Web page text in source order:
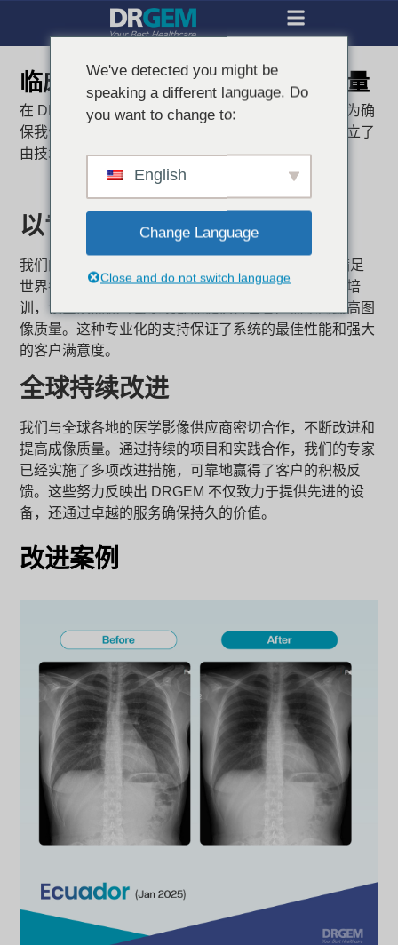
临床专业知识确保卓越的 X 光质量
在 DRGEM，我们深知成像质量是卓越诊断的核心。为确
保我们的系统始终如一地提供卓越性能，我们专门成立了
由技术精湛的临床专家组成的临床应用团队。
以专业知识为客户提供支持
我们的临床应用团队对 DRGEM 系统进行优化，以满足
世界各地医院和诊所的不同需求。从初始设置到用户培
训，该团队确保每套系统都能提供符合客户需求的最高图
像质量。这种专业化的支持保证了系统的最佳性能和强大
的客户满意度。
全球持续改进
我们与全球各地的医学影像供应商密切合作，不断改进和
提高成像质量。通过持续的项目和实践合作，我们的专家
已经实施了多项改进措施，可靠地赢得了客户的积极反
馈。这些努力反映出 DRGEM 不仅致力于提供先进的设
备，还通过卓越的服务确保持久的价值。
改进案例
We've detected you might be
speaking a different language. Do
you want to change to:
English
Change Language
Close and do not switch language